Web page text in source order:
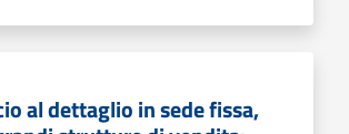
al dettaglio in sede fissa,